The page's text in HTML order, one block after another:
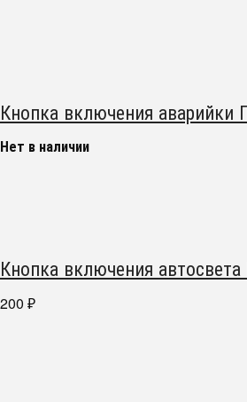
Кнопка включения аварийки
Нет в наличии
Кнопка включения
200 ₽